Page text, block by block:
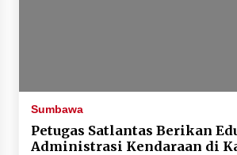
Sumbawa
Petugas Satlantas Berikan
Administrasi Kendaraan di